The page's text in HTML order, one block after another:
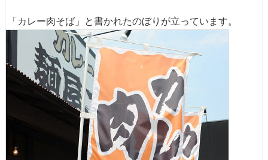
「カレー肉そば」と書かれたのぼりが立っています。